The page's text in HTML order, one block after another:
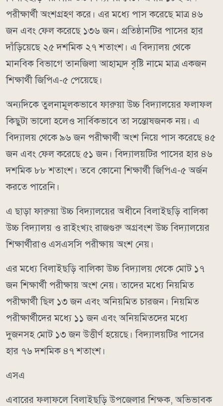
পরীক্ষার্থী অংশগ্রহণ করে। এর মধ্যে পাস করেছে মাত্র ৪৬
জন এবং ফেল করেছে ১৩৬ জন। প্রতিষ্ঠানটির পাসের হার
দাঁড়িয়েছে ২৫ দশমিক ২৭ শতাংশ। এ বিদ্যালয় থেকে
মানবিক বিভাগে তানজিলা আহাম্মদ বৃষ্টি নামে মাত্র একজন
শিক্ষার্থী জিপিএ-৫ পেয়েছে।
অন্যদিকে তুলনামূলকভাবে ফারুয়া উচ্চ বিদ্যালয়ের ফলাফল
কিছুটা ভালো হলেও সার্বিকভাবে তা সন্তোষজনক নয়। এ
বিদ্যালয় থেকে ৯৬ জন পরীক্ষার্থী অংশ নিয়ে পাস করেছে ৪৫
জন এবং ফেল করেছে ৫১ জন। বিদ্যালয়টির পাসের হার ৪৬
দশমিক ৮৮ শতাংশ। তবে কোনো শিক্ষার্থী জিপিএ-৫ অর্জন
করতে পারেনি।
এ ছাড়া ফারুয়া উচ্চ বিদ্যালয়ের অধীনে বিলাইছড়ি বালিকা
উচ্চ বিদ্যালয় ও রাইংখ্যং রাজগুরু অগ্রবংশ উচ্চ বিদ্যালয়ের
শিক্ষার্থীরাও এসএসসি পরীক্ষায় অংশ নেয়।
এর মধ্যে বিলাইছড়ি বালিকা উচ্চ বিদ্যালয় থেকে মোট ১৭
জন শিক্ষার্থী পরীক্ষায় অংশ নেয়। তাদের মধ্যে নিয়মিত
পরীক্ষার্থী ছিল ১৩ জন এবং অনিয়মিত চারজন। নিয়মিত
পরীক্ষার্থীদের মধ্যে ১১ জন এবং অনিয়মিতদের মধ্যে
দুজনসহ মোট ১৩ জন উত্তীর্ণ হয়েছে। বিদ্যালয়টির পাসের
হার ৭৬ দশমিক ৪৭ শতাংশ।
এসএ
এবারের ফলাফলে বিলাইছড়ি উপজেলার শিক্ষক, অভিভাবক